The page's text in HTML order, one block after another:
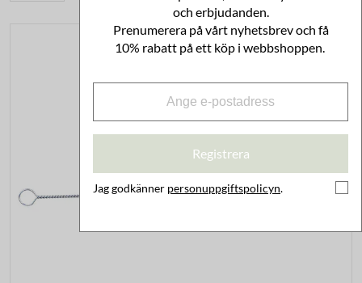
och erbjudanden.
Prenumerera på vårt nyhetsbrev och få
10% rabatt på ett köp i webbshoppen.
Registrera
Jag godkänner personuppgiftspolicyn.